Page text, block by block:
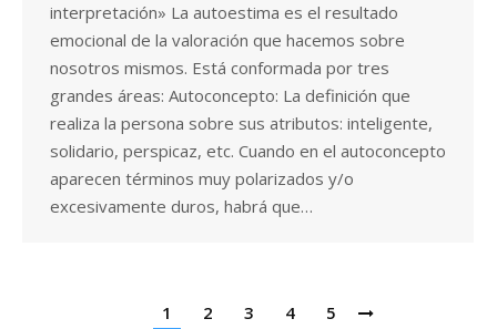
interpretación» La autoestima es el resultado
emocional de la valoración que hacemos sobre
nosotros mismos. Está conformada por tres
grandes áreas: Autoconcepto: La definición que
realiza la persona sobre sus atributos: inteligente,
solidario, perspicaz, etc. Cuando en el autoconcepto
aparecen términos muy polarizados y/o
excesivamente duros, habrá que…
1 2 3 4 5